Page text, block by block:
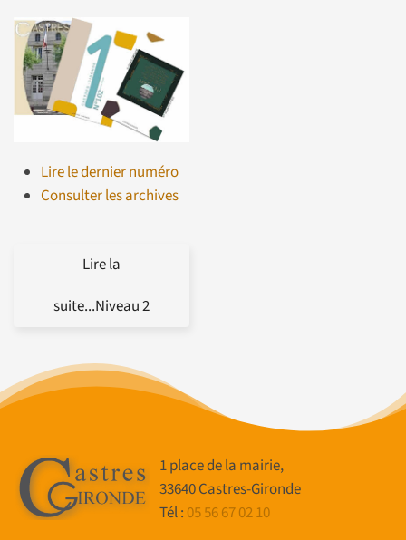
Lire le dernier numéro
Consulter les archives
Lire la
suite...Niveau 2
1 place de la mairie,
33640 Castres-Gironde
Tél : 05 56 67 02 10